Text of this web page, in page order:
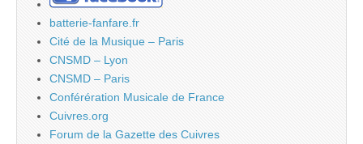
batterie-fanfare.fr
Cité de la Musique – Paris
CNSMD – Lyon
CNSMD – Paris
Conférération Musicale de France
Cuivres.org
Forum de la Gazette des Cuivres